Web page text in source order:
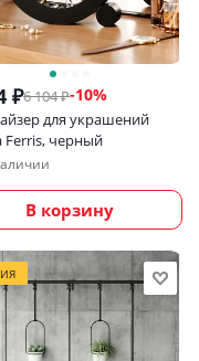
₽6 104₽-10%
для украшений
Ferris, черный
В корзину